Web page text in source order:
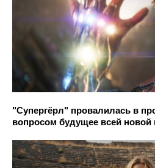
"Супергёрл" провалилась в
вопросом будущее всей новой